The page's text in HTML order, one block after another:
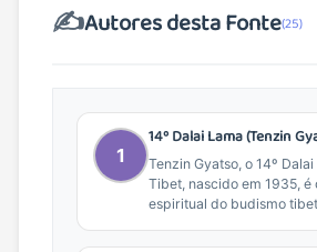
✍️Autores desta Fonte(25)
1
14º Dalai Lama (Tenzin
Tenzin Gyatso, o 14º
Tibet, nascido em 1935, é
espiritual do budismo